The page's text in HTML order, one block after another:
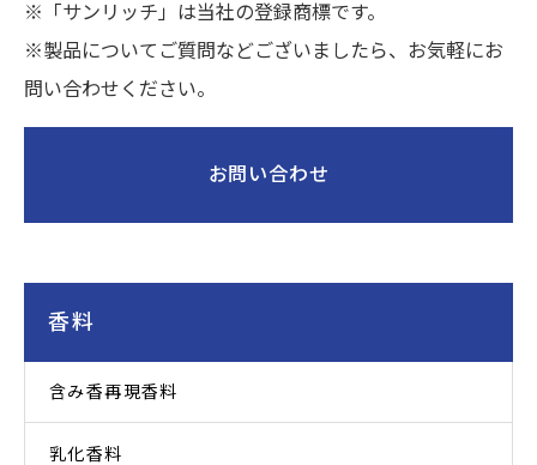
※「サンリッチ」は当社の登録商標です。
※製品についてご質問などございましたら、お気軽にお
問い合わせください。
お問い合わせ
香料
含み香再現香料
乳化香料